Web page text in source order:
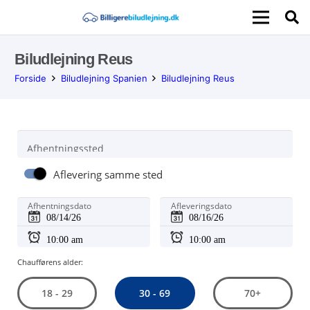
Biludlejning Reus
Forside Biludlejning Spanien Biludlejning Reus
Afhentningssted
Aflevering samme sted
Afhentningsdato Afleveringsdato
Chaufførens alder:
18 - 29 30 - 69 70+